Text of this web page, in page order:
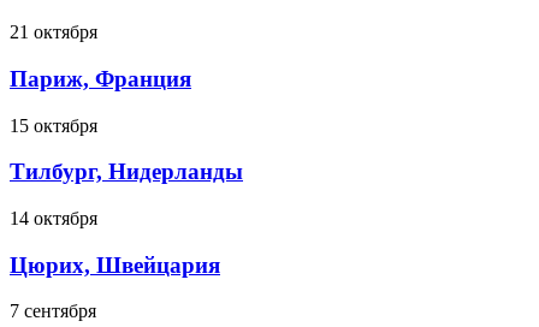
21 октября
Париж, Франция
15 октября
Тилбург, Нидерланды
14 октября
Цюрих, Швейцария
7 сентября